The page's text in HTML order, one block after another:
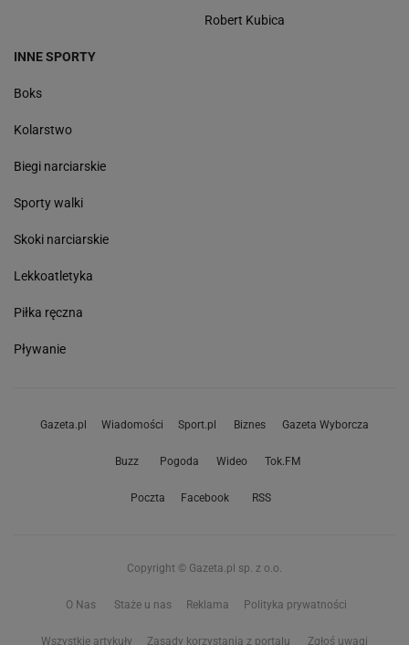
Robert Kubica
INNE SPORTY
Boks
Kolarstwo
Biegi narciarskie
Sporty walki
Skoki narciarskie
Lekkoatletyka
Piłka ręczna
Pływanie
Gazeta.pl Wiadomości Sport.pl Biznes Gazeta Wyborcza
Buzz Pogoda Wideo Tok.FM
Poczta Facebook RSS
Copyright © Gazeta.pl sp. z o.o.
O Nas Staże u nas Reklama Polityka prywatności
Wszystkie artykuły Zasady korzystania z portalu Zgłoś uwagi